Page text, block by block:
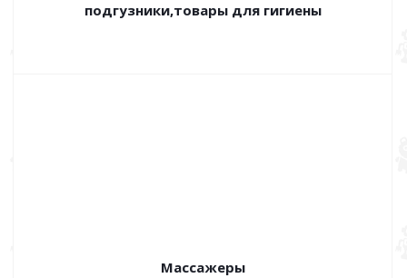
подгузники,товары для гигиены
Массажеры